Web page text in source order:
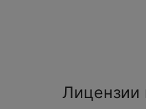
Лицензии